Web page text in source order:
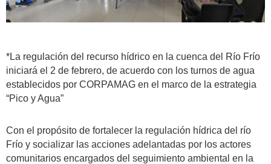
*La regulación del recurso hídrico en la cuenca del Río Frío
iniciará el 2 de febrero, de acuerdo con los turnos de agua
establecidos por CORPAMAG en el marco de la estrategia
“Pico y Agua”
Con el propósito de fortalecer la regulación hídrica del río
Frío y socializar las acciones adelantadas por los actores
comunitarios encargados del seguimiento ambiental en la